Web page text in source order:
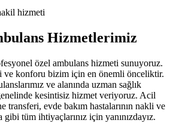
hizmeti
Hizmetlerimiz
özel ambulans hizmeti sunuyoruz.
ve konforu bizim için en önemli önceliktir.
ve alanında uzman sağlık
kesintisiz hizmet veriyoruz. Acil
transferi, evde bakım hastalarının nakli ve
gibi tüm ihtiyaçlarınız için yanınızdayız.